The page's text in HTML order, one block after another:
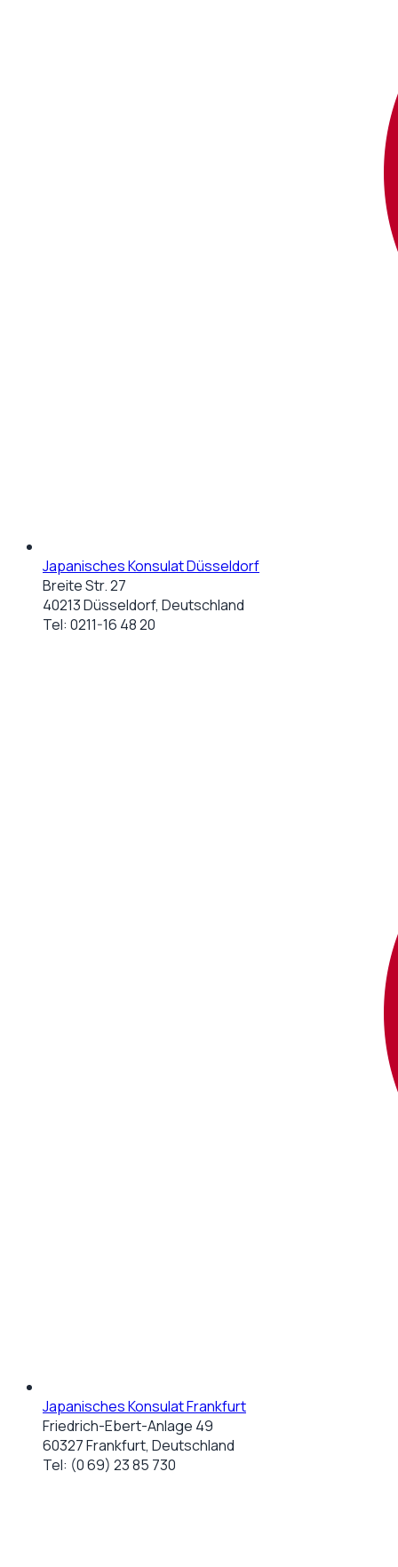
Japanisches Konsulat Düsseldorf
Breite Str. 27
40213 Düsseldorf, Deutschland
Tel: 0211-16 48 20
Japanisches Konsulat Frankfurt
Friedrich-Ebert-Anlage 49
60327 Frankfurt, Deutschland
Tel: (0 69) 23 85 730